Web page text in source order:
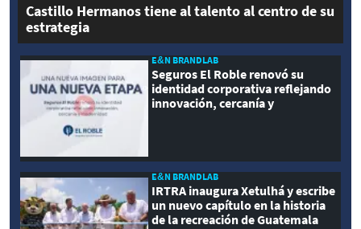
Castillo Hermanos tiene al talento al centro de su
estrategia
E&N BRANDLAB
Seguros El Roble renovó su
identidad corporativa reflejando
innovación, cercanía y
E&N BRANDLAB
IRTRA inaugura Xetulhá y escribe
un nuevo capítulo en la historia
de la recreación de Guatemala